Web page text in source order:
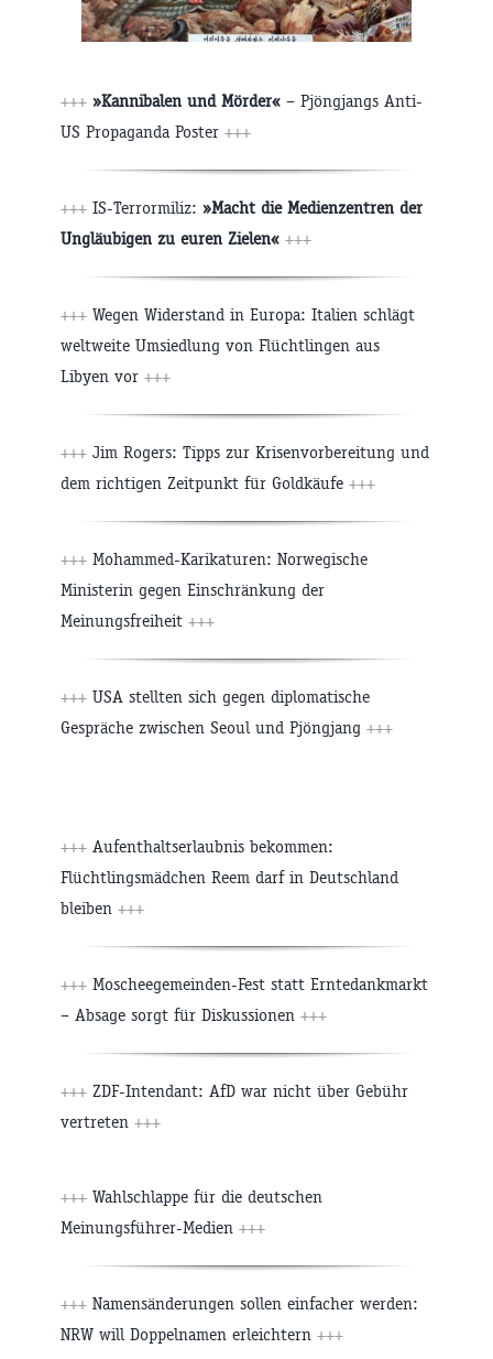
+++ »Kannibalen und Mörder« – Pjöngjangs Anti-
US Propaganda Poster +++
+++ IS-Terrormiliz: »Macht die Medienzentren der
Ungläubigen zu euren Zielen« +++
+++ Wegen Widerstand in Europa: Italien schlägt
weltweite Umsiedlung von Flüchtlingen aus
Libyen vor +++
+++ Jim Rogers: Tipps zur Krisenvorbereitung und
dem richtigen Zeitpunkt für Goldkäufe +++
+++ Mohammed-Karikaturen: Norwegische
Ministerin gegen Einschränkung der
Meinungsfreiheit +++
+++ USA stellten sich gegen diplomatische
Gespräche zwischen Seoul und Pjöngjang +++
+++ Aufenthaltserlaubnis bekommen:
Flüchtlingsmädchen Reem darf in Deutschland
bleiben +++
+++ Moscheegemeinden-Fest statt Erntedankmarkt
– Absage sorgt für Diskussionen +++
+++ ZDF-Intendant: AfD war nicht über Gebühr
vertreten +++
+++ Wahlschlappe für die deutschen
Meinungsführer-Medien +++
+++ Namensänderungen sollen einfacher werden:
NRW will Doppelnamen erleichtern +++